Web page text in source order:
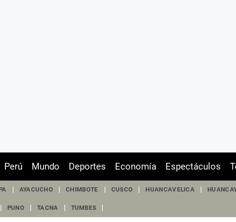
Perú Mundo Deportes Economía Espectáculos
AYACUCHO CHIMBOTE CUSCO HUANCAVELICA
PUNO TACNA TUMBES